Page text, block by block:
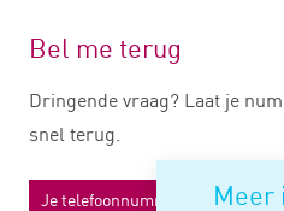
Meer
Bel me terug
Dringende vraag? Laat je
snel terug.